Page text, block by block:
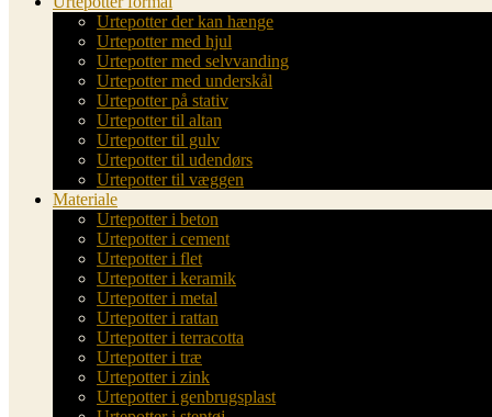
Urtepotter der kan hænge
Urtepotter med hjul
Urtepotter med selvvanding
Urtepotter med underskål
Urtepotter på stativ
Urtepotter til altan
Urtepotter til gulv
Urtepotter til udendørs
Urtepotter til væggen
Materiale
Urtepotter i beton
Urtepotter i cement
Urtepotter i flet
Urtepotter i keramik
Urtepotter i metal
Urtepotter i rattan
Urtepotter i terracotta
Urtepotter i træ
Urtepotter i zink
Urtepotter i genbrugsplast